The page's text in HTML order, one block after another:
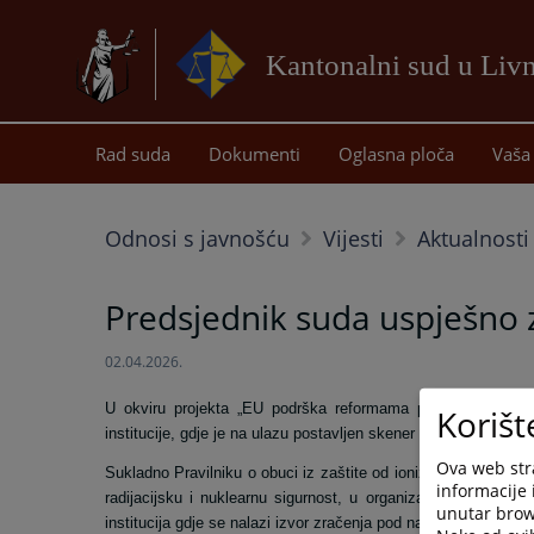
Kantonalni sud u
Rad suda Dokumenti Oglasna ploča
Odnosi s javnošću Vijesti Aktualnosti
Predsjednik suda
02.04.2026.
U okviru projekta „EU podrška reformama pravosudnog
institucije, gdje je na ulazu postavljen skener prtljage kao
Sukladno Pravilniku o obuci iz zaštite od ionizirajućeg
radijacijsku i nuklearnu sigurnost, u organizaciji tvrtke
institucija gdje se nalazi izvor zračenja pod nazivom „Zaštita
Ova web
informacije
unutar